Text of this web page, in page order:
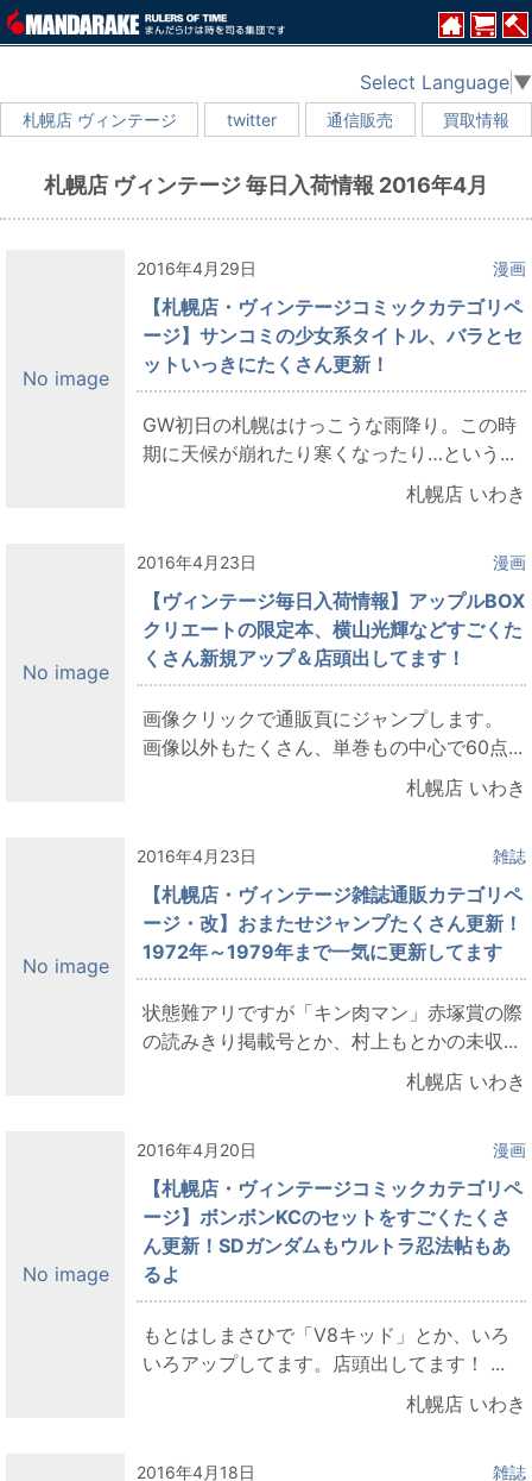
札幌店 ヴィンテージ twitter 通信販売 買取情報
Select Language ▼
札幌店 ヴィンテージ 毎日入荷情報 2016年4月
No image
2016年4月29日 漫画
【札幌店・ヴィンテージコミックカテゴリペ
ージ】サンコミの少女系タイトル、バラとセ
ットいっきにたくさん更新！
GW初日の札幌はけっこうな雨降り。この時
期に天候が崩れたり寒くなったり…という...
札幌店 いわき
No image
2016年4月23日 漫画
【ヴィンテージ毎日入荷情報】アップルBOX
クリエートの限定本、横山光輝などすごくた
くさん新規アップ＆店頭出してます！
画像クリックで通販頁にジャンプします。
画像以外もたくさん、単巻もの中心で60点...
札幌店 いわき
No image
2016年4月23日 雑誌
【札幌店・ヴィンテージ雑誌通販カテゴリペ
ージ・改】おまたせジャンプたくさん更新！
1972年～1979年まで一気に更新してます
状態難アリですが「キン肉マン」赤塚賞の際
の読みきり掲載号とか、村上もとかの未収...
札幌店 いわき
No image
2016年4月20日 漫画
【札幌店・ヴィンテージコミックカテゴリペ
ージ】ボンボンKCのセットをすごくたくさ
ん更新！SDガンダムもウルトラ忍法帖もあ
るよ
もとはしまさひで「V8キッド」とか、いろ
いろアップしてます。店頭出してます！ ...
札幌店 いわき
2016年4月18日 雑誌